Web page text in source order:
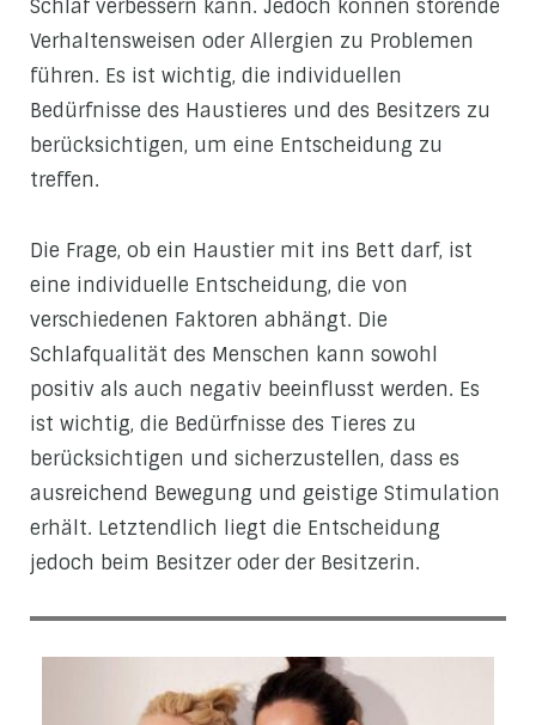
Schlaf verbessern kann. Jedoch können störende
Verhaltensweisen oder Allergien zu Problemen
führen. Es ist wichtig, die individuellen
Bedürfnisse des Haustieres und des Besitzers zu
berücksichtigen, um eine Entscheidung zu
treffen.
Die Frage, ob ein Haustier mit ins Bett darf, ist
eine individuelle Entscheidung, die von
verschiedenen Faktoren abhängt. Die
Schlafqualität des Menschen kann sowohl
positiv als auch negativ beeinflusst werden. Es
ist wichtig, die Bedürfnisse des Tieres zu
berücksichtigen und sicherzustellen, dass es
ausreichend Bewegung und geistige Stimulation
erhält. Letztendlich liegt die Entscheidung
jedoch beim Besitzer oder der Besitzerin.